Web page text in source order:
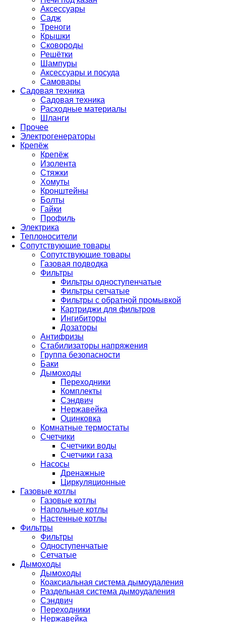
Аксессуары
Садж
Треноги
Крышки
Сковороды
Решётки
Шампуры
Аксессуары и посуда
Самовары
Садовая техника
Садовая техника
Расходные материалы
Шланги
Прочее
Электрогенераторы
Крепёж
Крепёж
Изолента
Стяжки
Хомуты
Кронштейны
Болты
Гайки
Профиль
Электрика
Теплоносители
Сопутствующие товары
Сопутствующие товары
Газовая подводка
Фильтры
Фильтры одноступенчатые
Фильтры сетчатые
Фильтры с обратной промывкой
Картриджи для фильтров
Ингибиторы
Дозаторы
Антифризы
Стабилизаторы напряжения
Группа безопасности
Баки
Дымоходы
Переходники
Комплекты
Сэндвич
Нержавейка
Оцинковка
Комнатные термостаты
Счетчики
Счетчики воды
Счетчики газа
Насосы
Дренажные
Циркуляционные
Газовые котлы
Газовые котлы
Напольные котлы
Настенные котлы
Фильтры
Фильтры
Одноступенчатые
Сетчатые
Дымоходы
Дымоходы
Коаксиальная система дымоудаления
Раздельная система дымоудаления
Сэндвич
Переходники
Нержавейка